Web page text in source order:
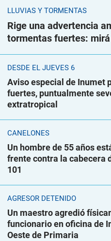
LLUVIAS Y TORMENTAS
Rige una advertencia
tormentas fuertes:
DESDE EL JUEVES 6
Aviso especial de Inumet
fuertes, puntualmente
extratropical
CANELONES
Un hombre de 55 años
frente contra la cabecera
101
AGRESOR DETENIDO
Un maestro agredió
funcionario en oficina de
Oeste de Primaria